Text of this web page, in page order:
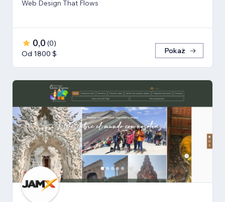
Web Design That Flows
0,0 (0)
Od 1800 $
Pokaż